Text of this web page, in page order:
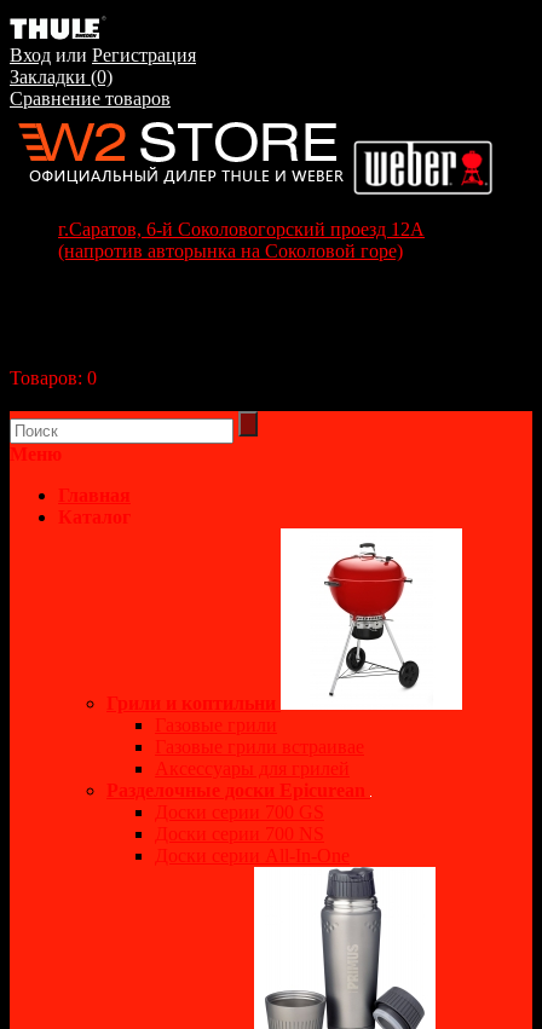
Вход или Регистрация
Закладки (0)
Сравнение товаров
г.Саратов, 6-й Соколовогорский проезд 12А
(напротив авторынка на Соколовой горе)
Товаров: 0
Меню
Главная
Каталог
Грили и коптильни
Газовые грили
Газовые грили встраивае
Аксессуары для грилей
Разделочные доски Epicurean
Доски серии 700 GS
Доски серии 700 NS
Доски серии All-In-One